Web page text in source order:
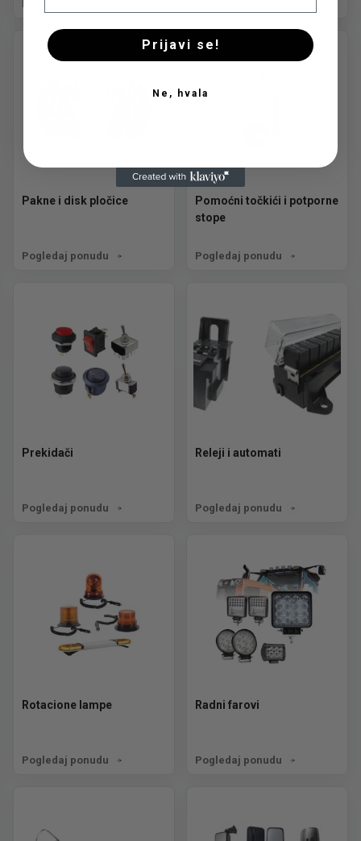
Pakne i disk pločice
Pogledaj ponudu
Pomoćni točkići i potporne
stope
Pogledaj ponudu
Prekidači
Pogledaj ponudu
Releji i automati
Pogledaj ponudu
Rotacione lampe
Pogledaj ponudu
Radni farovi
Pogledaj ponudu
Prijavi se!
Ne, hvala